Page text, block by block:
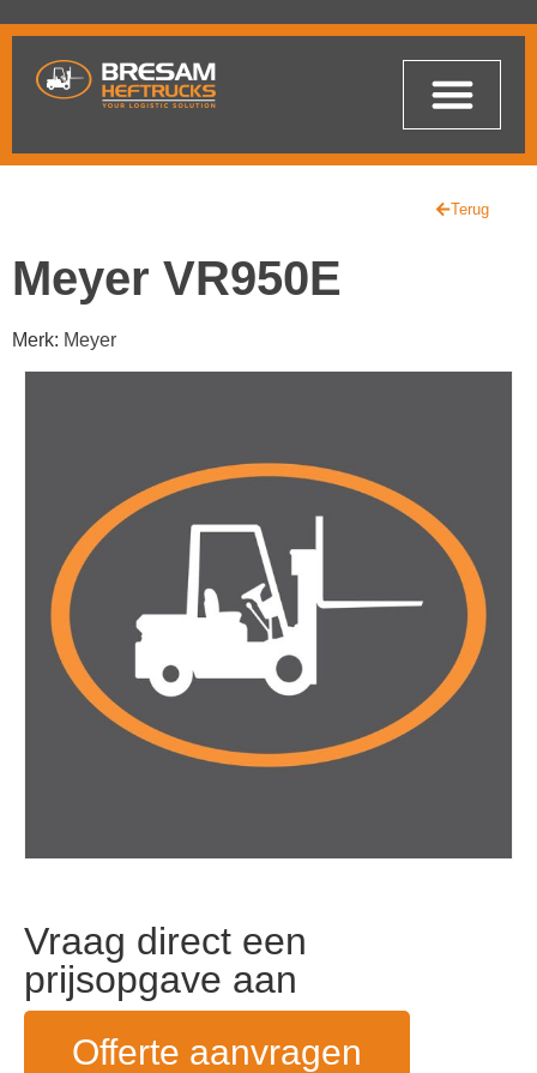
Terug
Meyer VR950E
Merk: Meyer
Vraag direct een
prijsopgave aan
Offerte aanvragen